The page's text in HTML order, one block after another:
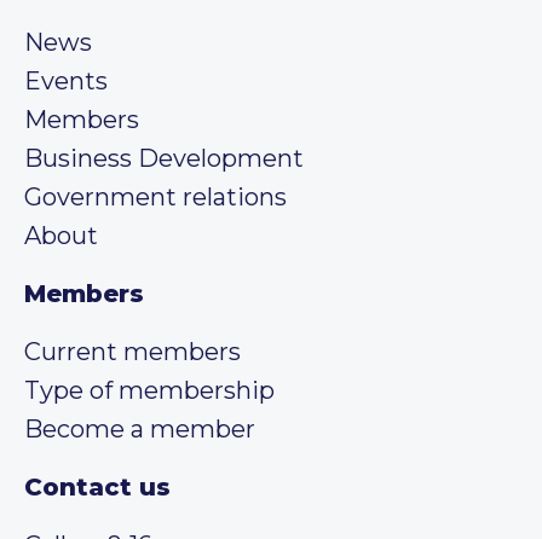
News
Events
Members
Business Development
Government relations
About
Members
Current members
Type of membership
Become a member
Contact us